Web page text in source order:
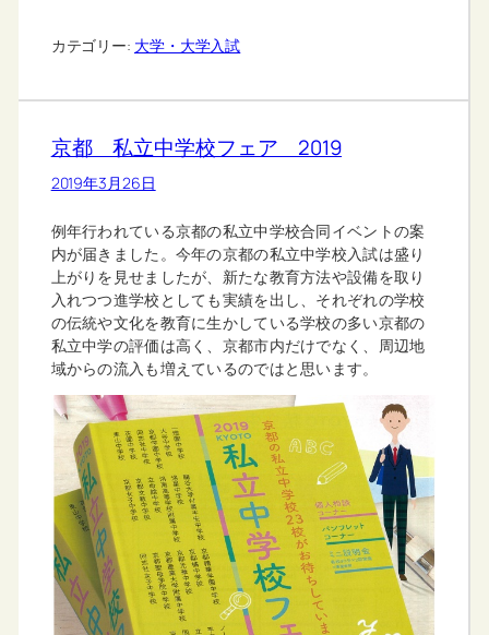
カテゴリー: 大学・大学入試
京都 私立中学校フェア 2019
2019年3月26日
例年行われている京都の私立中学校合同イベントの案
内が届きました。今年の京都の私立中学校入試は盛り
上がりを見せましたが、新たな教育方法や設備を取り
入れつつ進学校としても実績を出し、それぞれの学校
の伝統や文化を教育に生かしている学校の多い京都の
私立中学の評価は高く、京都市内だけでなく、周辺地
域からの流入も増えているのではと思います。